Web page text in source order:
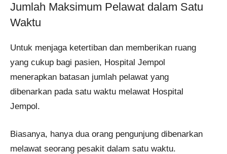
Jumlah Maksimum Pelawat dalam Satu
Waktu
Untuk menjaga ketertiban dan memberikan ruang
yang cukup bagi pasien, Hospital Jempol
menerapkan batasan jumlah pelawat yang
dibenarkan pada satu waktu melawat Hospital
Jempol.
Biasanya, hanya dua orang pengunjung dibenarkan
melawat seorang pesakit dalam satu waktu.